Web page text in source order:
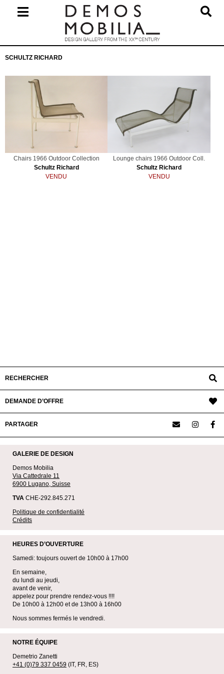
Navigation
SCHULTZ RICHARD
Chairs 1966 Outdoor Collection
Schultz Richard
VENDU
Lounge chairs 1966 Outdoor Coll.
Schultz Richard
VENDU
RECHERCHER
DEMANDE D’OFFRE
PARTAGER
GALERIE DE DESIGN
Demos Mobilia
Via Cattedrale 11
6900 Lugano, Suisse
TVA CHE-292.845.271
Politique de confidentialité
Crédits
HEURES D’OUVERTURE
Samedi: toujours ouvert de 10h00 à 17h00
En semaine,
du lundi au jeudi,
avant de venir,
appelez pour prendre rendez-vous !!!!
De 10h00 à 12h00 et de 13h00 à 16h00
Nous sommes fermés le vendredi.
NOTRE ÉQUIPE
Demetrio Zanetti
+41 (0)79 337 0459 (IT, FR, ES)